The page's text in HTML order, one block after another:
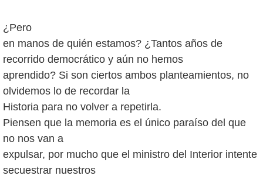
¿Pero
en manos de quién estamos? ¿Tantos años de
recorrido democrático y aún no hemos
aprendido? Si son ciertos ambos planteamientos, no
olvidemos lo de recordar la
Historia para no volver a repetirla.
Piensen que la memoria es el único paraíso del que
no nos van a
expulsar, por mucho que el ministro del Interior intente
secuestrar nuestros